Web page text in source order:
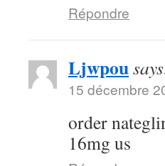
Répondre
Ljwpou
15 décembre
order
16mg us